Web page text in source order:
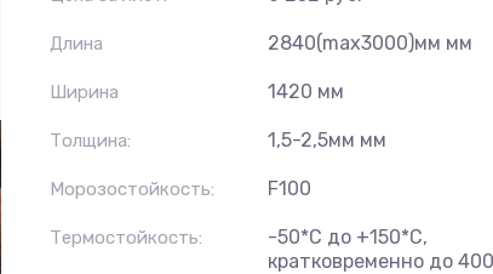
Длина 2840(max3000)мм мм
Ширина 1420 мм
Толщина: 1,5-2,5мм мм
Морозостойкость: F100
Термостойкость:
-50*С до +150*С,
кратковременно до